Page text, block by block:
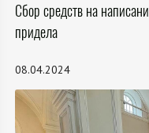
Сбор средств на
придела
08.04.2024